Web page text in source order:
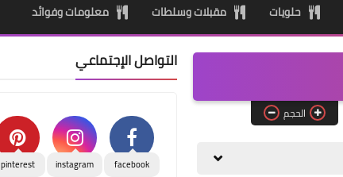
حلويات مقبلات وسلطات معلومات وفوائد
الحجم
التواصل الإجتماعي
facebook
instagram
pinterest